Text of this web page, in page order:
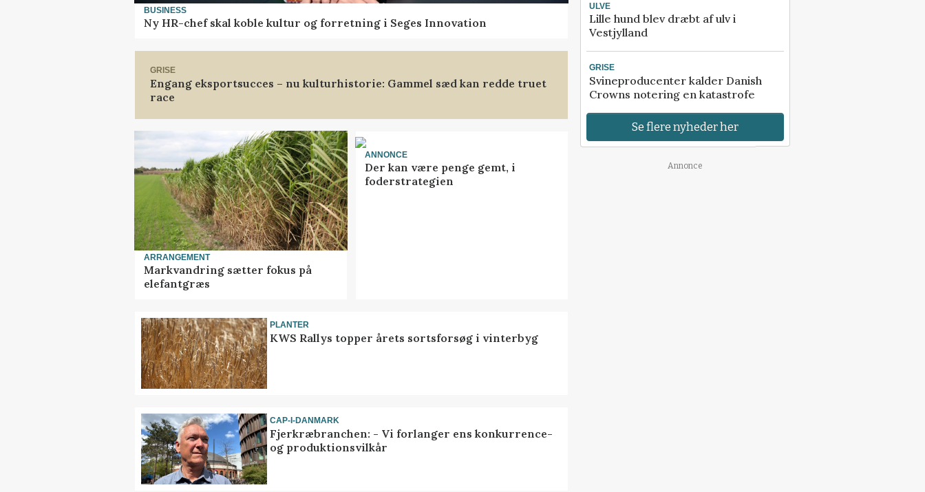
BUSINESS
Ny HR-chef skal koble kultur og forretning i Seges Innovation
GRISE
Engang eksportsucces – nu kulturhistorie: Gammel sæd kan redde truet
race
ARRANGEMENT
Markvandring sætter fokus på
elefantgræs
ANNONCE
Der kan være penge gemt, i
foderstrategien
PLANTER
KWS Rallys topper årets sortsforsøg i vinterbyg
CAP-I-DANMARK
Fjerkræbranchen: - Vi forlanger ens konkurrence-
og produktionsvilkår
ULVE
Lille hund blev dræbt af ulv i
Vestjylland
GRISE
Svineproducenter kalder Danish
Crowns notering en katastrofe
Se flere nyheder her
Annonce